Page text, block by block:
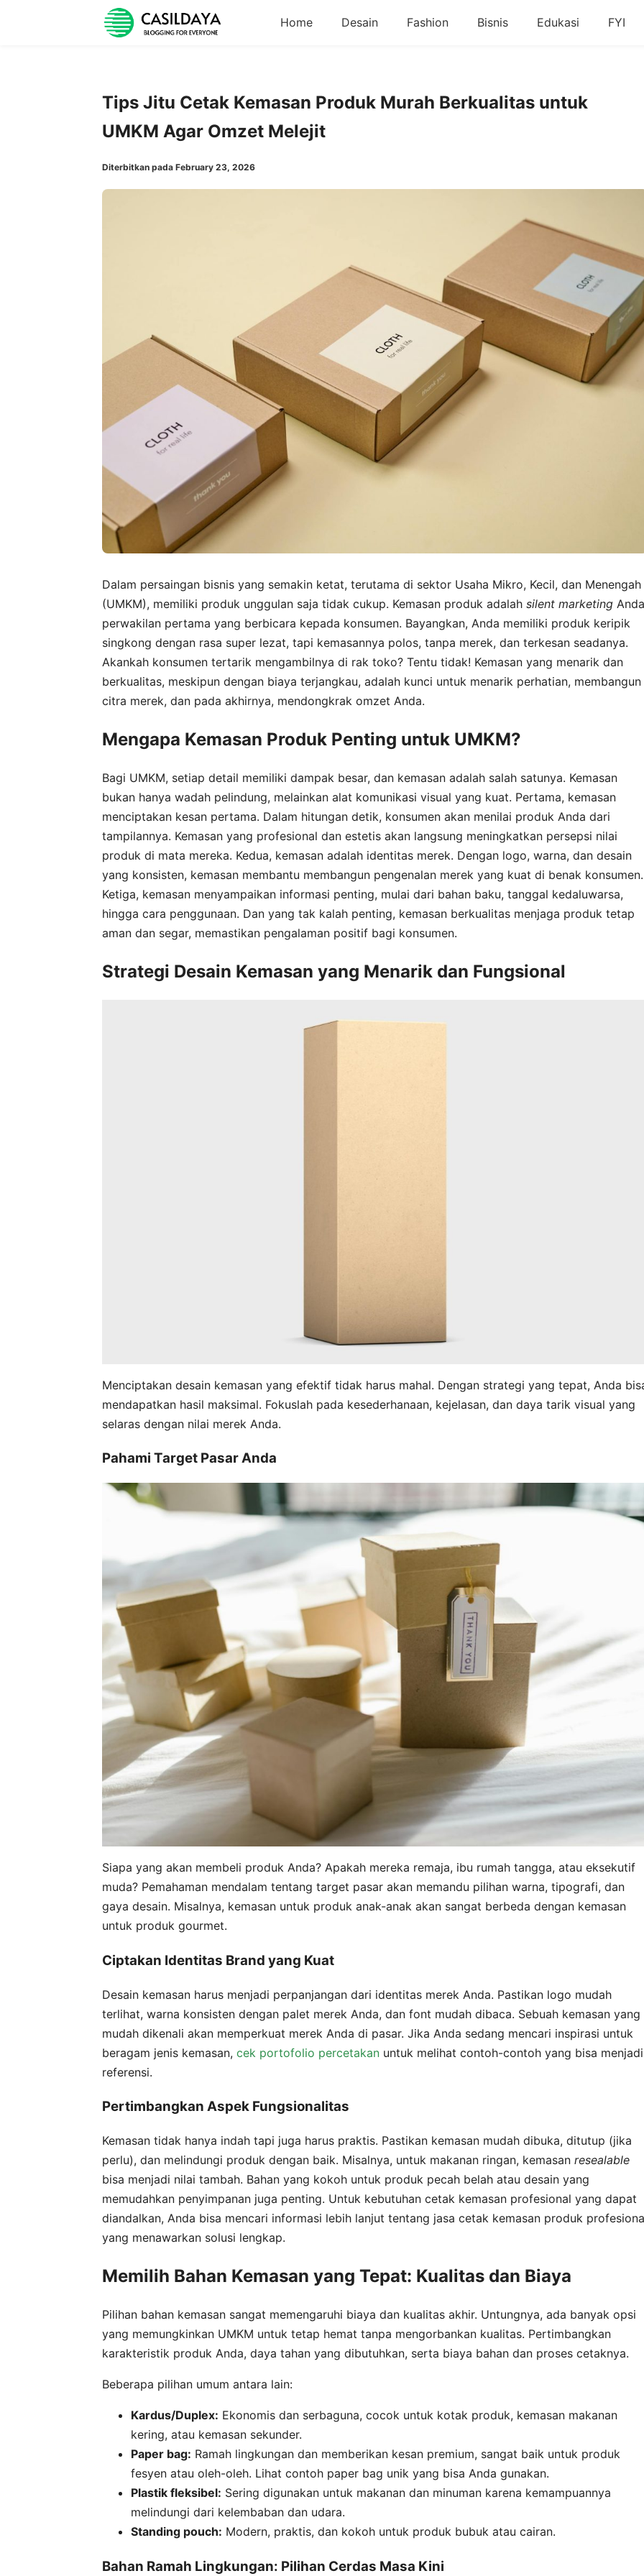
Home Desain Fashion Bisnis Edukasi FYI
Tips Jitu Cetak Kemasan Produk Murah Berkualitas untuk
UMKM Agar Omzet Melejit
Diterbitkan pada February 23, 2026
Dalam persaingan bisnis yang semakin ketat, terutama di sektor Usaha Mikro, Kecil, dan Menengah
(UMKM), memiliki produk unggulan saja tidak cukup. Kemasan produk adalah silent marketing
perwakilan pertama yang berbicara kepada konsumen. Bayangkan, Anda memiliki produk keripik
singkong dengan rasa super lezat, tapi kemasannya polos, tanpa merek, dan terkesan seadanya.
Akankah konsumen tertarik mengambilnya di rak toko? Tentu tidak! Kemasan yang menarik dan
berkualitas, meskipun dengan biaya terjangkau, adalah kunci untuk menarik perhatian, membangun
citra merek, dan pada akhirnya, mendongkrak omzet Anda.
Mengapa Kemasan Produk Penting untuk UMKM?
Bagi UMKM, setiap detail memiliki dampak besar, dan kemasan adalah salah satunya. Kemasan
bukan hanya wadah pelindung, melainkan alat komunikasi visual yang kuat. Pertama, kemasan
menciptakan kesan pertama. Dalam hitungan detik, konsumen akan menilai produk Anda dari
tampilannya. Kemasan yang profesional dan estetis akan langsung meningkatkan persepsi nilai
produk di mata mereka. Kedua, kemasan adalah identitas merek. Dengan logo, warna, dan desain
yang konsisten, kemasan membantu membangun pengenalan merek yang kuat di benak konsumen.
Ketiga, kemasan menyampaikan informasi penting, mulai dari bahan baku, tanggal kedaluwarsa,
hingga cara penggunaan. Dan yang tak kalah penting, kemasan berkualitas menjaga produk tetap
aman dan segar, memastikan pengalaman positif bagi konsumen.
Strategi Desain Kemasan yang Menarik dan Fungsional
Menciptakan desain kemasan yang efektif tidak harus mahal. Dengan strategi yang tepat, Anda
mendapatkan hasil maksimal. Fokuslah pada kesederhanaan, kejelasan, dan daya tarik visual yang
selaras dengan nilai merek Anda.
Pahami Target Pasar Anda
Siapa yang akan membeli produk Anda? Apakah mereka remaja, ibu rumah tangga, atau eksekutif
muda? Pemahaman mendalam tentang target pasar akan memandu pilihan warna, tipografi, dan
gaya desain. Misalnya, kemasan untuk produk anak-anak akan sangat berbeda dengan kemasan
untuk produk gourmet.
Ciptakan Identitas Brand yang Kuat
Desain kemasan harus menjadi perpanjangan dari identitas merek Anda. Pastikan logo mudah
terlihat, warna konsisten dengan palet merek Anda, dan font mudah dibaca. Sebuah kemasan yang
mudah dikenali akan memperkuat merek Anda di pasar. Jika Anda sedang mencari inspirasi untuk
beragam jenis kemasan, cek portofolio percetakan untuk melihat contoh-contoh yang bisa menjadi
referensi.
Pertimbangkan Aspek Fungsionalitas
Kemasan tidak hanya indah tapi juga harus praktis. Pastikan kemasan mudah dibuka, ditutup (jika
perlu), dan melindungi produk dengan baik. Misalnya, untuk makanan ringan, kemasan resealable
bisa menjadi nilai tambah. Bahan yang kokoh untuk produk pecah belah atau desain yang
memudahkan penyimpanan juga penting. Untuk kebutuhan cetak kemasan profesional yang dapat
diandalkan, Anda bisa mencari informasi lebih lanjut tentang jasa cetak kemasan produk
yang menawarkan solusi lengkap.
Memilih Bahan Kemasan yang Tepat: Kualitas dan Biaya
Pilihan bahan kemasan sangat memengaruhi biaya dan kualitas akhir. Untungnya, ada banyak opsi
yang memungkinkan UMKM untuk tetap hemat tanpa mengorbankan kualitas. Pertimbangkan
karakteristik produk Anda, daya tahan yang dibutuhkan, serta biaya bahan dan proses cetaknya.
Beberapa pilihan umum antara lain:
Kardus/Duplex: Ekonomis dan serbaguna, cocok untuk kotak produk, kemasan makanan
kering, atau kemasan sekunder.
Paper bag: Ramah lingkungan dan memberikan kesan premium, sangat baik untuk produk
fesyen atau oleh-oleh. Lihat contoh paper bag unik yang bisa Anda gunakan.
Plastik fleksibel: Sering digunakan untuk makanan dan minuman karena kemampuannya
melindungi dari kelembaban dan udara.
Standing pouch: Modern, praktis, dan kokoh untuk produk bubuk atau cairan.
Bahan Ramah Lingkungan: Pilihan Cerdas Masa Kini